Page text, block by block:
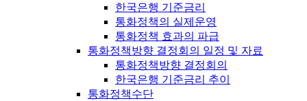
한국은행 기준금리
통화정책의 실제운영
통화정책 효과의 파급
통화정책방향 결정회의 일정 및 자료
통화정책방향 결정회의
한국은행 기준금리 추이
통화정책수단